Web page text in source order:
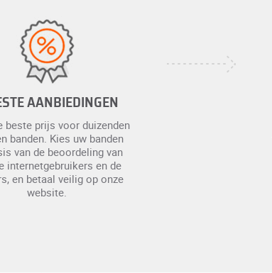
AANBIEDINGEN
beste prijs voor duizenden
banden. Kies uw banden
van de beoordeling van
internetgebruikers en de
en betaal veilig op onze
website.